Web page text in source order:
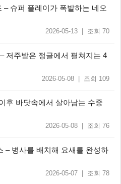
– 슈퍼 플레이가 폭발하는 네오
2026-05-13 | 조회 70
저주받은 정글에서 펼쳐지는 4
2026-05-08 | 조회 109
후 바닷속에서 살아남는 수중
2026-05-08 | 조회 76
– 병사를 배치해 요새를 완성하
2026-05-07 | 조회 78